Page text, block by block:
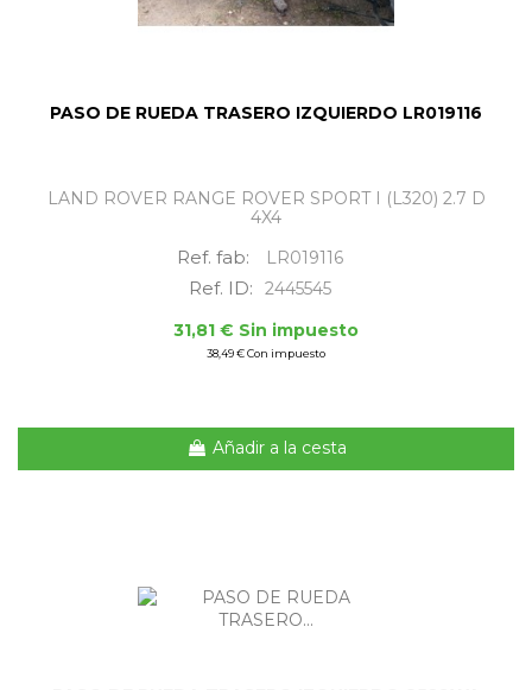
PASO DE RUEDA TRASERO IZQUIERDO LR019116
LAND ROVER RANGE ROVER SPORT I (L320) 2.7 D
4X4
Ref. fab: LR019116
Ref. ID:
2445545
31,81 € Sin impuesto
38,49 € Con impuesto
Añadir a la cesta